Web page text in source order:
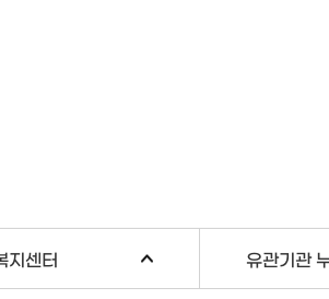
지센터 유관기관